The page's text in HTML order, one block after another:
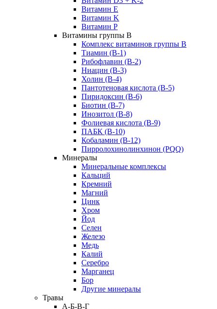
Витамин Е
Витамин K
Витамин P
Витамины группы B
Комплекс витаминов группы В
Тиамин (В-1)
Рибофлавин (В-2)
Ниацин (B-3)
Холин (В-4)
Пантотеновая кислота (B-5)
Пиридоксин (B-6)
Биотин (B-7)
Инозитол (B-8)
Фолиевая кислота (B-9)
ПАБК (В-10)
Кобаламин (B-12)
Пирролохинолинхинон (PQQ)
Минералы
Минеральные комплексы
Кальций
Кремний
Магний
Цинк
Хром
Йод
Селен
Железо
Медь
Калий
Серебро
Марганец
Бор
Другие минералы
Травы
А-Б-В-Г